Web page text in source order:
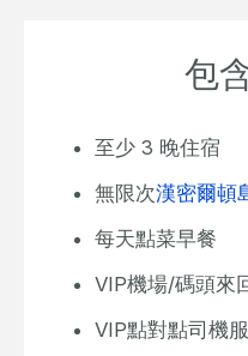
包
至少 3 晚住宿
無限次漢密爾頓
每天點菜早餐
VIP機場/碼頭來
VIP點對點司機